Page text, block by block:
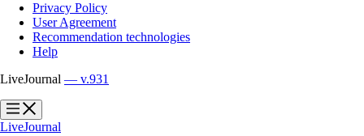
Privacy Policy
User Agreement
Recommendation technologies
Help
LiveJournal — v.931
?
?
LiveJournal